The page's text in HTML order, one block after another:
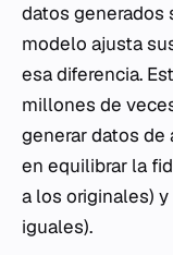
datos generados
modelo ajusta
esa diferencia.
millones de
generar datos de
en equilibrar la
a los originales)
iguales).